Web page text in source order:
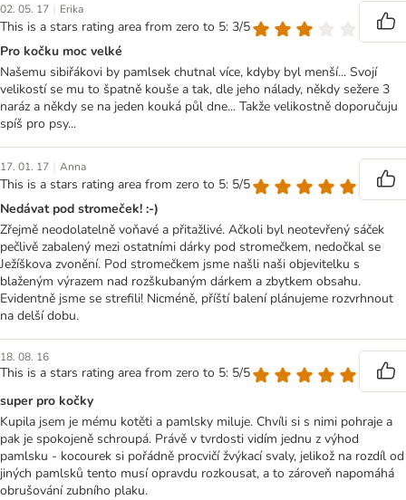
02. 05. 17 | Erika
This is a stars rating area from zero to 5: 3/5
Pro kočku moc velké
Našemu sibiřákovi by pamlsek chutnal více, kdyby byl menší... Svojí
velikostí se mu to špatně kouše a tak, dle jeho nálady, někdy sežere 3
naráz a někdy se na jeden kouká půl dne... Takže velikostně doporučuju
spíš pro psy...
17. 01. 17 | Anna
This is a stars rating area from zero to 5: 5/5
Nedávat pod stromeček! :-)
Zřejmě neodolatelně voňavé a přitažlivé. Ačkoli byl neotevřený sáček
pečlivě zabalený mezi ostatními dárky pod stromečkem, nedočkal se
Ježíškova zvonění. Pod stromečkem jsme našli naši objevitelku s
blaženým výrazem nad rozškubaným dárkem a zbytkem obsahu.
Evidentně jsme se strefili! Nicméně, příští balení plánujeme rozvrhnout
na delší dobu.
18. 08. 16
This is a stars rating area from zero to 5: 5/5
super pro kočky
Kupila jsem je mému kotěti a pamlsky miluje. Chvíli si s nimi pohraje a
pak je spokojeně schroupá. Právě v tvrdosti vidím jednu z výhod
pamlsku - kocourek si pořádně procvičí žvýkací svaly, jelikož na rozdíl od
jiných pamlsků tento musí opravdu rozkousat, a to zároveň napomáhá
obrušování zubního plaku.